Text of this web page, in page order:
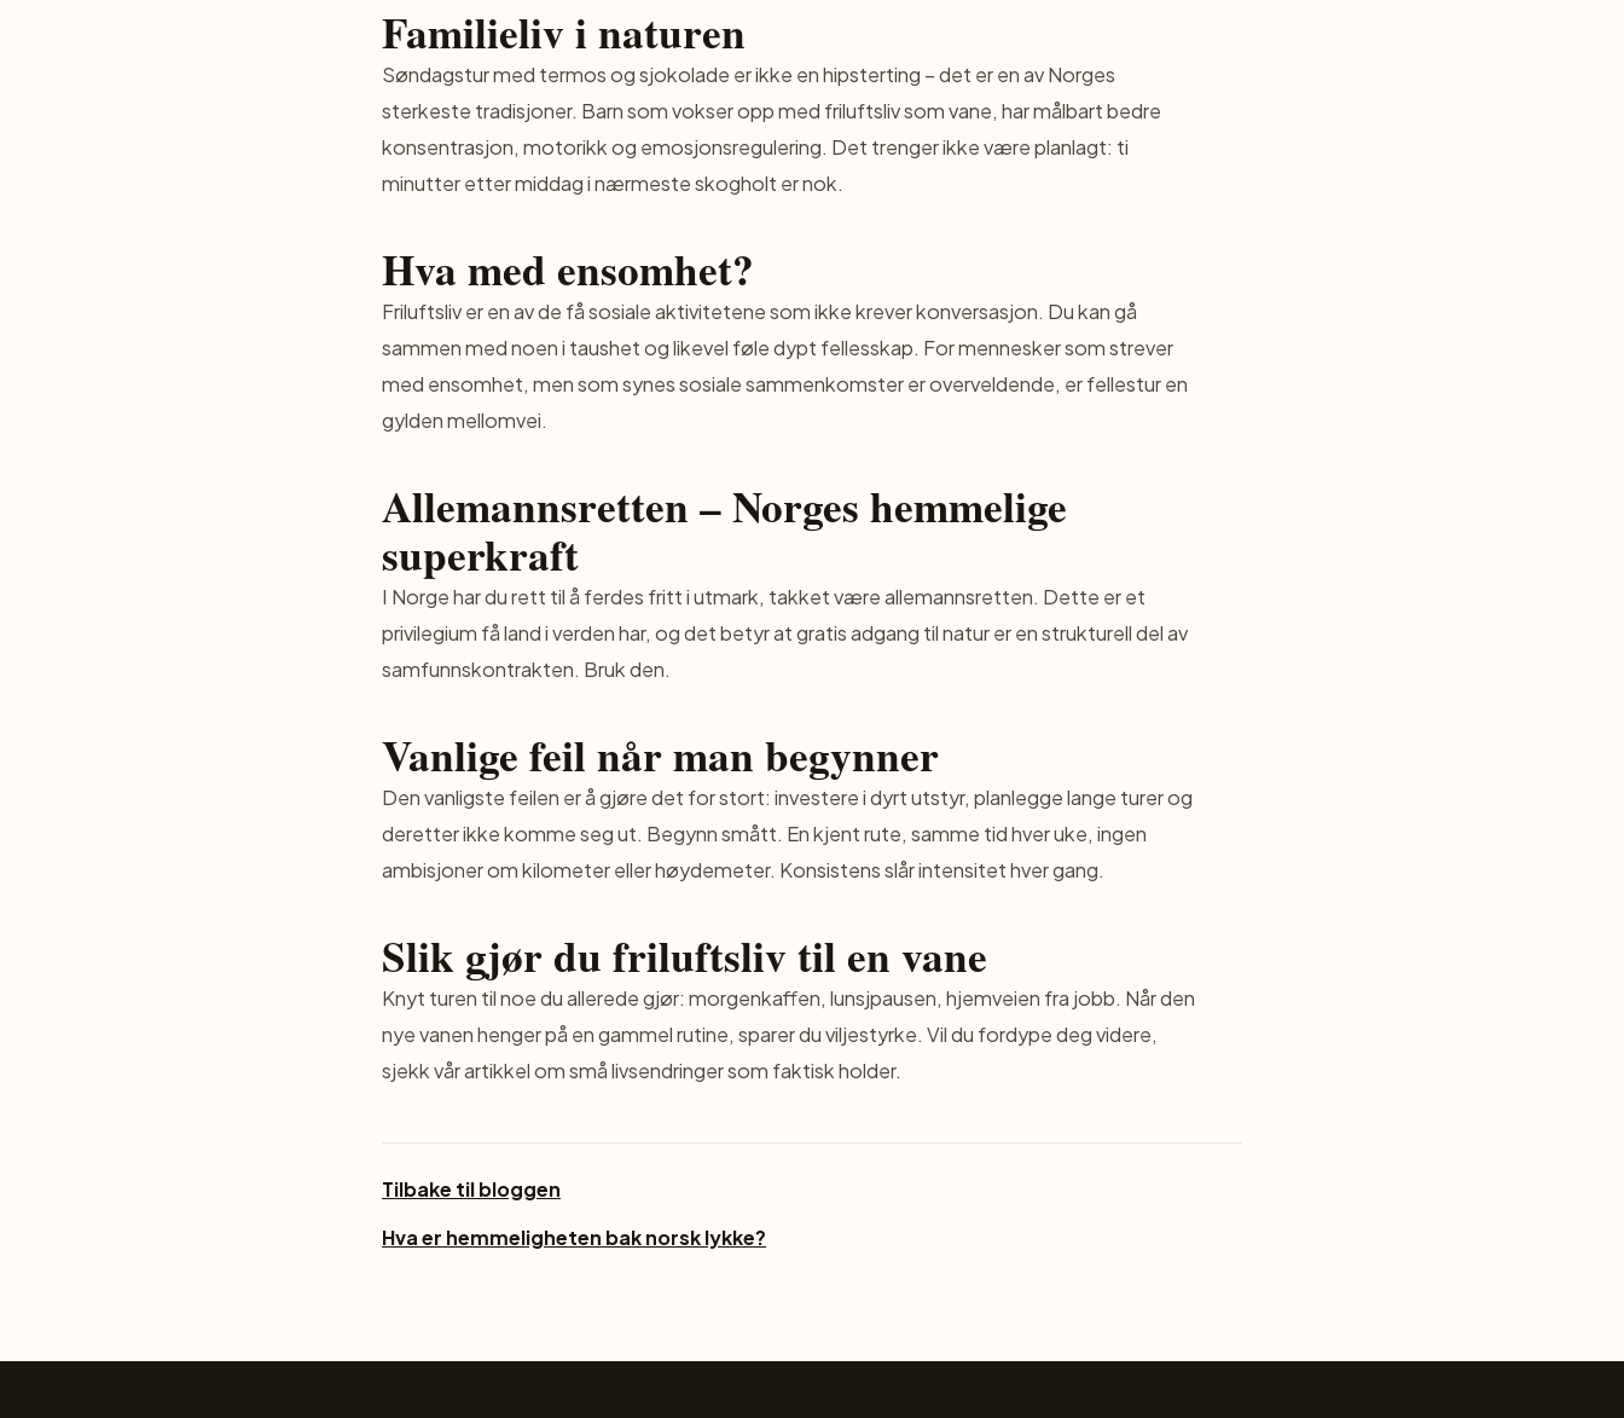
Familieliv i naturen
Søndagstur med termos og sjokolade er ikke en hipsterting – det er en av Norges
sterkeste tradisjoner. Barn som vokser opp med friluftsliv som vane, har målbart bedre
konsentrasjon, motorikk og emosjonsregulering. Det trenger ikke være planlagt: ti
minutter etter middag i nærmeste skogholt er nok.
Hva med ensomhet?
Friluftsliv er en av de få sosiale aktivitetene som ikke krever konversasjon. Du kan gå
sammen med noen i taushet og likevel føle dypt fellesskap. For mennesker som strever
med ensomhet, men som synes sosiale sammenkomster er overveldende, er fellestur en
gylden mellomvei.
Allemannsretten – Norges hemmelige
superkraft
I Norge har du rett til å ferdes fritt i utmark, takket væreallemannsretten. Dette er et
privilegium få land i verden har, og det betyr at gratis adgang til natur er en strukturell del av
samfunnskontrakten. Bruk den.
Vanlige feil når man begynner
Den vanligste feilen er å gjøre det for stort: investere i dyrt utstyr, planlegge lange turer og
deretter ikke komme seg ut. Begynn smått. En kjent rute, samme tid hver uke, ingen
ambisjoner om kilometer eller høydemeter. Konsistens slår intensitet hver gang.
Slik gjør du friluftsliv til en vane
Knyt turen til noe du allerede gjør: morgenkaffen, lunsjpausen, hjemveien fra jobb. Når den
nye vanen henger på en gammel rutine, sparer du viljestyrke. Vil du fordype deg videre,
sjekk vår artikkel omsmå livsendringersom faktisk holder.
Tilbake til bloggen
Hva er hemmeligheten bak norsk lykke?